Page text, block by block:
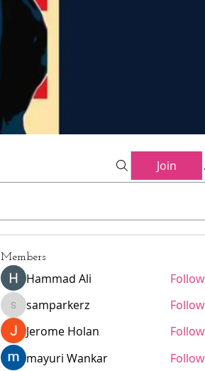
Join
Members
Hammad Ali Follow
samparkerz
samparkerz
Follow
Jerome Holan
Follow
mayuri Wankar
Follow